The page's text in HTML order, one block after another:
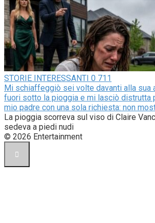
STORIE INTERESSANTI 0 711
Mi schiaffeggiò sei volte davanti alla sua
fuori sotto la pioggia e mi lasciò distrutta
mio padre con una sola richiesta: non
La pioggia scorreva sul viso di Claire
sedeva a piedi nudi
© 2026 Entertainment